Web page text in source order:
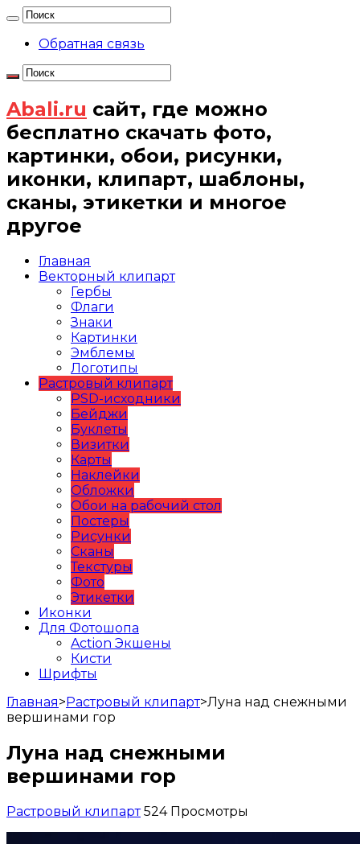
Обратная связь
Abali.ru сайт, где можно
бесплатно скачать фото,
картинки, обои, рисунки,
иконки, клипарт, шаблоны,
сканы, этикетки и многое
другое
Главная
Векторный клипарт
Гербы
Флаги
Знаки
Картинки
Эмблемы
Логотипы
Растровый клипарт
PSD-исходники
Бейджи
Буклеты
Визитки
Карты
Наклейки
Обложки
Обои на рабочий стол
Постеры
Рисунки
Сканы
Текстуры
Фото
Этикетки
Иконки
Для Фотошопа
Action Экшены
Кисти
Шрифты
Главная>Растровый клипарт>Луна над снежными
вершинами гор
Луна над снежными
вершинами гор
Растровый клипарт 524 Просмотры